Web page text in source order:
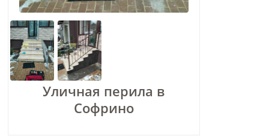
Уличная перила в
Софрино